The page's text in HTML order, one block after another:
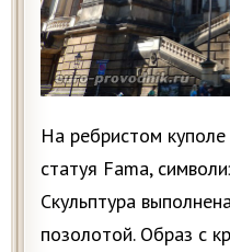
На ребристом куполе
статуя Fama,
Скульптура
позолотой. Образ с